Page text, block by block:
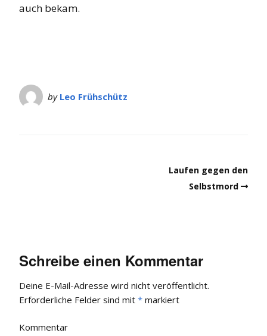
auch bekam.
by Leo Frühschütz
Laufen gegen den
Selbstmord
Schreibe einen Kommentar
Deine E-Mail-Adresse wird nicht veröffentlicht.
Erforderliche Felder sind mit * markiert
Kommentar